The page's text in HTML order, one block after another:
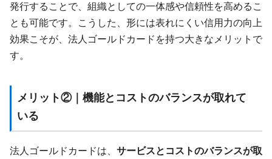
発行することで、組織としての一体感や信頼性を高めるこ
とも可能です。こうした、形には表れにくい信用力の向上
効果こそが、法人ゴールドカードを持つ大きなメリットで
す。
メリット②｜機能とコストのバランスが取れて
いる
法人ゴールドカードは、 サービスとコストのバランスが取